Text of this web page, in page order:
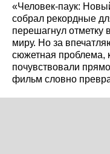
«Человек-паук:
собрал рекордные
перешагнул отметку
миру. Но за
сюжетная проблема,
почувствовали
фильм словно